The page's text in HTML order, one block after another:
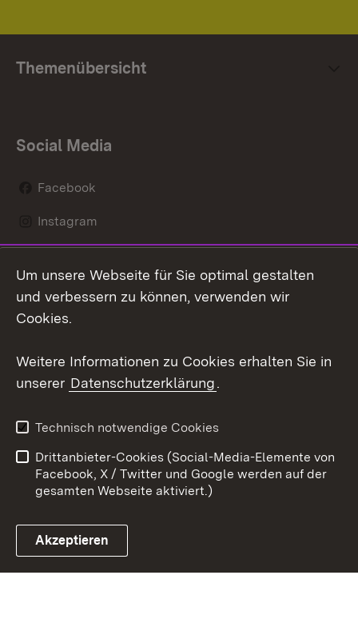
Themenübersicht
Social Media
Facebook
Instagram
Mastodon
Youtube
Link zum Landesportal
Kontakt
Datenschutz
Barrierefreiheit
Impressum Cookies
Um unsere Webseite für Sie optimal gestalten
und verbessern zu können, verwenden wir
Cookies.
Weitere Informationen zu Cookies erhalten Sie in
unserer Datenschutzerklärung.
Technisch notwendige Cookies
Drittanbieter-Cookies (Social-Media-Elemente von
Facebook, X / Twitter und Google werden auf der
gesamten Webseite aktiviert.)
Akzeptieren